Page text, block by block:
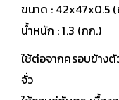
ขนาด : 42x47x0.5
น้ำหนัก : 1.3 (กก.)
ใช้ต่อจากครอบข้าง
จั่ว